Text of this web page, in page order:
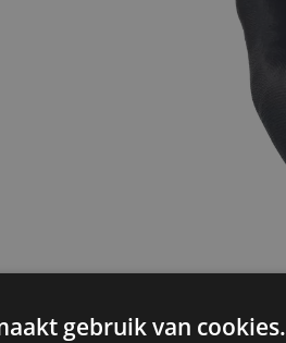
gebruik van cookies.